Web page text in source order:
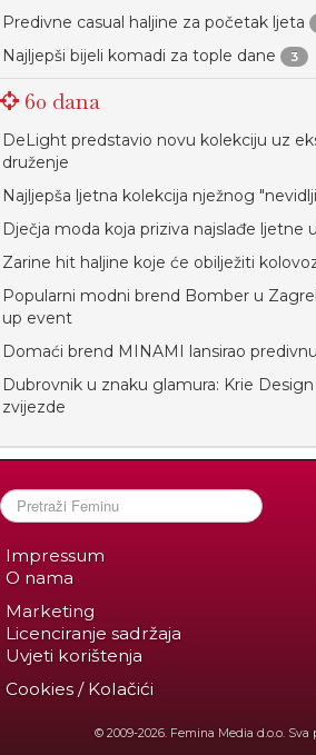
Predivne casual haljine za početak ljeta
Najljepši bijeli komadi za tople dane 3
60 dana
DeLight predstavio novu kolekciju uz
druženje
Najljepša ljetna kolekcija nježnog
Dječja moda koja priziva najslađe ljetne
Zarine hit haljine koje će obilježiti
Popularni modni brend Bomber u
up event
Domaći brend MINAMI lansirao
Dubrovnik u znaku glamura: Krie
zvijezde
Impressum
O nama
Marketing
Licenciranje sadržaja
Uvjeti korištenja
Cookies / Kolačići
© 2009-2026. Femina Media d.o.o. Sva